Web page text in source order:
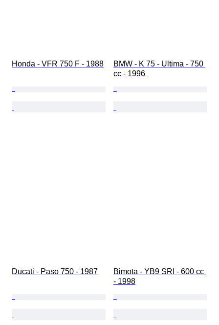
Honda - VFR 750 F - 1988
BMW - K 75 - Ultima - 750
cc - 1996
Ducati - Paso 750 - 1987
Bimota - YB9 SRI - 600 cc
- 1998